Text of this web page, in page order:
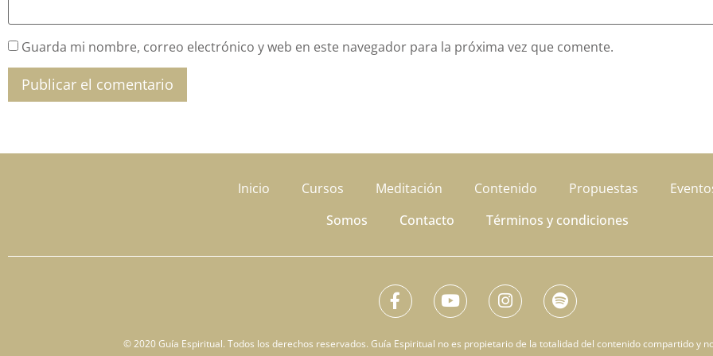
Guarda mi nombre, correo electrónico y web en este navegador para la próxima vez que comente.
Inicio Cursos Meditación Contenido Propuestas
Somos
Contacto Términos y condiciones
© 2020 Guía Espiritual. Todos los derechos reservados. Guía Espiritual no es propietario de la totalidad del contenido compartido y